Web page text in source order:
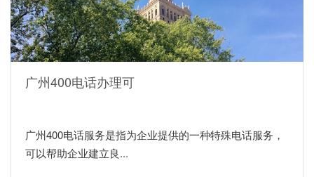
广州400电话办理可
广州400电话服务是指为企业提供的一种特殊电话服务，
可以帮助企业建立良...